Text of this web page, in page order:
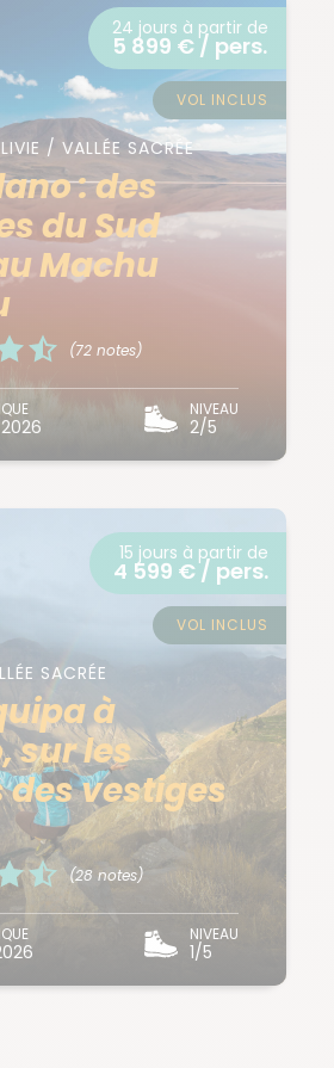
/ VALLÉE SACRÉE
: des
du Sud
Machu
(72 notes)
NIVEAU
2/5
24 jours à partir de
5 899 € / pers.
VOL INCLUS
SACRÉE
à
sur les
des vestiges
(28 notes)
NIVEAU
1/5
15 jours à partir de
4 599 € / pers.
VOL INCLUS